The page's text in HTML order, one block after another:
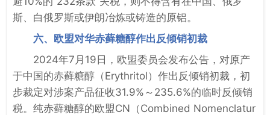
斯、白俄罗斯或伊朗冶炼或铸造的原铝。
六、欧盟对华赤藓糖醇作出反倾销初裁
2024年7月19日，欧盟委员会发布公告，对原产
于中国的赤藓糖醇（Erythritol）作出反倾销初裁，初
步裁定对涉案产品征收31.9%～235.6%的临时反倾销
税。纯赤藓糖醇的欧盟CN（Combined Nomenclatur